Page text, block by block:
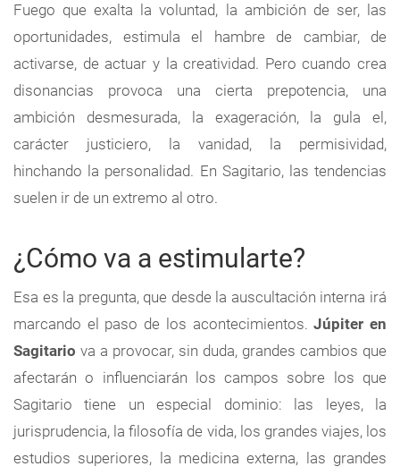
Fuego que exalta la voluntad, la ambición de ser, las
oportunidades, estimula el hambre de cambiar, de
activarse, de actuar y la creatividad. Pero cuando crea
disonancias provoca una cierta prepotencia, una
ambición desmesurada, la exageración, la gula el,
carácter justiciero, la vanidad, la permisividad,
hinchando la personalidad. En Sagitario, las tendencias
suelen ir de un extremo al otro.
¿Cómo va a estimularte?
Esa es la pregunta, que desde la auscultación interna irá
marcando el paso de los acontecimientos. Júpiter en
Sagitario va a provocar, sin duda, grandes cambios que
afectarán o influenciarán los campos sobre los que
Sagitario tiene un especial dominio: las leyes, la
jurisprudencia, la filosofía de vida, los grandes viajes, los
estudios superiores, la medicina externa, las grandes